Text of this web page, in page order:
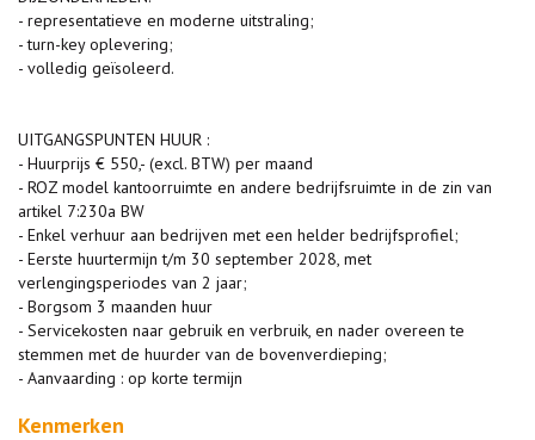
- representatieve en moderne uitstraling;
- turn-key oplevering;
- volledig geïsoleerd.
UITGANGSPUNTEN HUUR :
- Huurprijs € 550,- (excl. BTW) per maand
- ROZ model kantoorruimte en andere bedrijfsruimte in de zin van
artikel 7:230a BW
- Enkel verhuur aan bedrijven met een helder bedrijfsprofiel;
- Eerste huurtermijn t/m 30 september 2028, met
verlengingsperiodes van 2 jaar;
- Borgsom 3 maanden huur
- Servicekosten naar gebruik en verbruik, en nader overeen te
stemmen met de huurder van de bovenverdieping;
- Aanvaarding : op korte termijn
Kenmerken